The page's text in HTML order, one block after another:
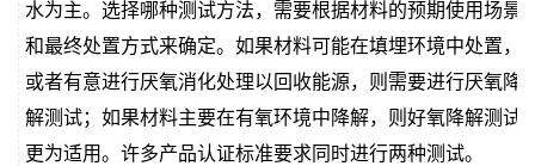
水为主。选择哪种测试方法，需要根据材料的预期使用场景
和最终处置方式来确定。如果材料可能在填埋环境中处置，
或者有意进行厌氧消化处理以回收能源，则需要进行厌氧降
解测试；如果材料主要在有氧环境中降解，则好氧降解测试
更为适用。许多产品认证标准要求同时进行两种测试。